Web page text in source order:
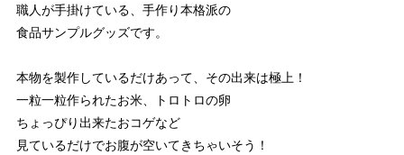
職人が手掛けている、手作り本格派の
食品サンプルグッズです。
本物を製作しているだけあって、その出来は極上！
一粒一粒作られたお米、トロトロの卵
ちょっぴり出来たおコゲなど
見ているだけでお腹が空いてきちゃいそう！